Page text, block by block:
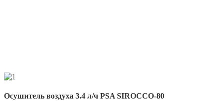
Осушитель воздуха 3.4 л/ч PSA SIROCCO-80